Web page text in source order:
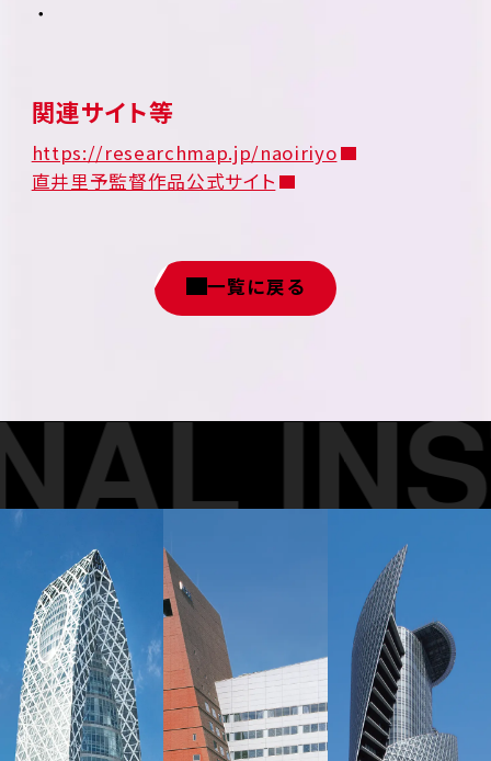
関連サイト等
https://researchmap.jp/naoiriyo
直井里予監督作品公式サイト
一覧に戻る